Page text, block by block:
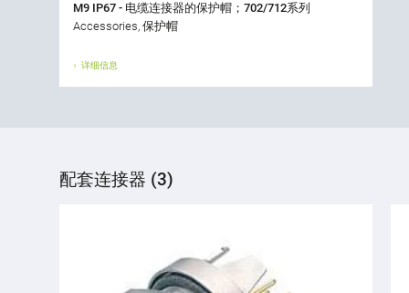
M9 IP67 - 电缆连接器的保护帽；702/712系列
Accessories, 保护帽
详细信息
配套连接器 (3)